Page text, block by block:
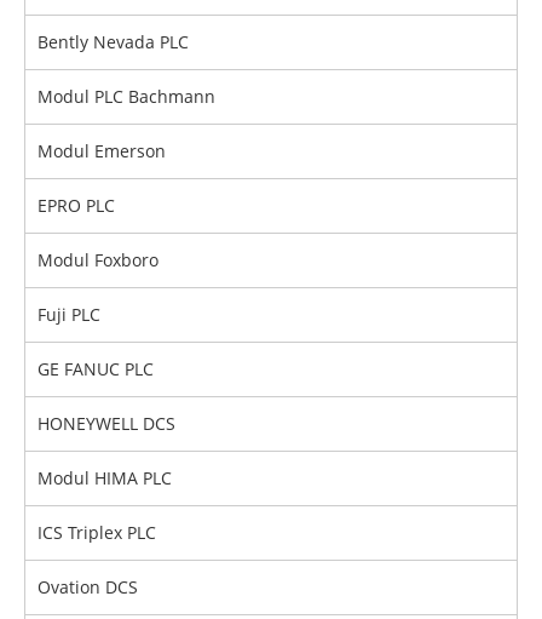
Bently Nevada PLC
Modul PLC Bachmann
Modul Emerson
EPRO PLC
Modul Foxboro
Fuji PLC
GE FANUC PLC
HONEYWELL DCS
Modul HIMA PLC
ICS Triplex PLC
Ovation DCS